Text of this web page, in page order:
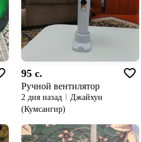
95 c.
Ручной вентилятор
2 дня назад
Джайхун
(Кумсангир)